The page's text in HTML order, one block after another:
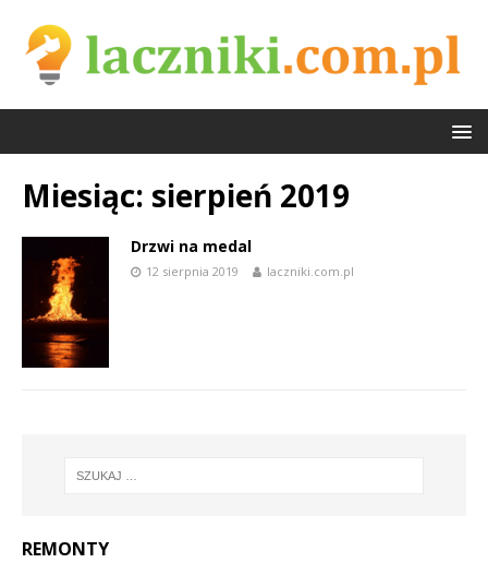
Miesiąc: sierpień 2019
Drzwi na medal
12 sierpnia 2019 laczniki.com.pl
REMONTY